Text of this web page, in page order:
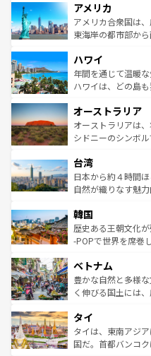
ンツ一覧を参照して
の建物がそのまま
博物館もあり、ア
ことができる。国
ば市内交通費無料で観
着のスイス情報は
アメリカ
アメリカ合衆国は
東海岸の都市部か
のような巨大都市
ンメントが詰まっ
西部には大自然が
部のニューオーリ
文化が魅力。旅行
しみながら、その
ならではの贅沢な旅のスタイル
情報はコンテンツ
ハワイ
年間を通じて温暖
ハワイは、どの島
ワイ島は見逃せな
島だが、静かな自
おすすめ。エメラ
れるおもてなしの
人々、おいしいロ
ク、伝統的なフラ
ワイを、存分に味わってほしい。
はコンテンツ一覧
オーストラリア
オーストラリアは
シドニーのシンボ
リアリーフや大陸
ク）、タスマニア
ど、見どころがた
いる。アクティビ
ビング、ハイキン
い。オーストラリ
参照してほしい。
台湾
日本から約４時間
自然が織りなす魅
ン）、静ひつな山岳
と山間の静けさが
驚きをもたらして
容にもいいと評判の
が味わえ
照してほしい。
韓国
歴史ある王朝文化
-POPで世界を席巻
き、地方に足を延ば
できる。そして、
まで、さまざまな
リティに包まれな
覧を参照してほしい
ベトナム
豊かな自然と多様
く伸びる国土には
急速な発展と共に
ーチミン市のフラ
醸し出している。
タイ
タイは、東南アジ
国だ。首都バンコ